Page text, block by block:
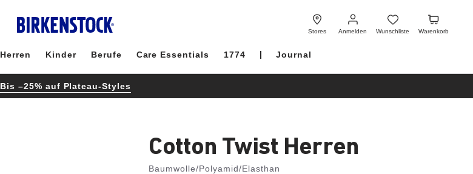
Stores Anmelden
Anmelden
Wunschliste
Wunschliste
Warenkorb
Warenkorb
Herren Kinder Berufe Care Essentials 1774 Journal
Bis –25% auf Plateau-Styles
Cotton Twist Herren
Baumwolle/Polyamid/Elasthan